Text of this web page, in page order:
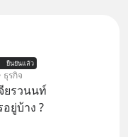
ยืนยันแล้ว
ธุรกิจ
ยรวนนท์
ยู่บ้าง ?